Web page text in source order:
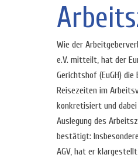
Wie der
e.V. mitteilt, hat der
Gerichtshof (EuGH) die
Reisezeiten im
konkretisiert und
Auslegung des
bestätigt:
AGV, hat er